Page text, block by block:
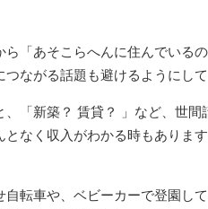
「あそこらへんに住んでいる
ながる話題も避けるようにして
「新築？ 賃貸？ 」など、世間
なく収入がわかる時もありま
転車や、ベビーカーで登園し